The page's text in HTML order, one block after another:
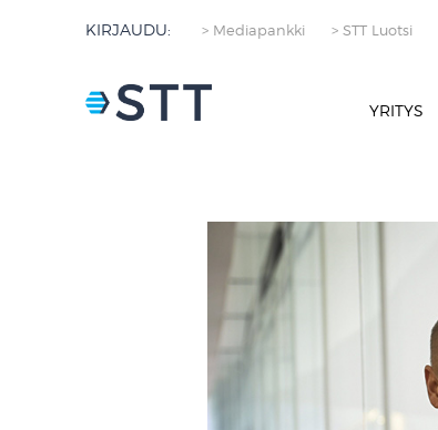
KIRJAUDU: > Mediapankki > STT Luotsi
YRITYS